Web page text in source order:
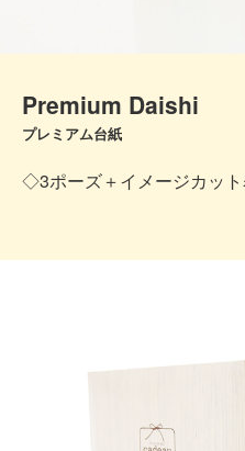
Premium Daishi
プレミアム台紙
◇3ポーズ＋イメージカッ